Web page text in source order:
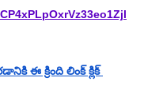
ఈ క్రింది లింక్ క్లిక్